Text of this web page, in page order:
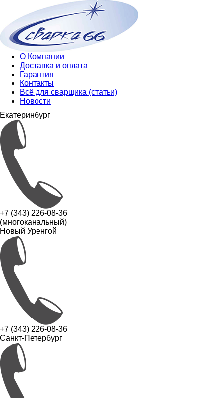
О Компании
Доставка и оплата
Гарантия
Контакты
Всё для сварщика (статьи)
Новости
Екатеринбург
+7 (343) 226-08-36
(многоканальный)
Новый Уренгой
+7 (343) 226-08-36
Санкт-Петербург